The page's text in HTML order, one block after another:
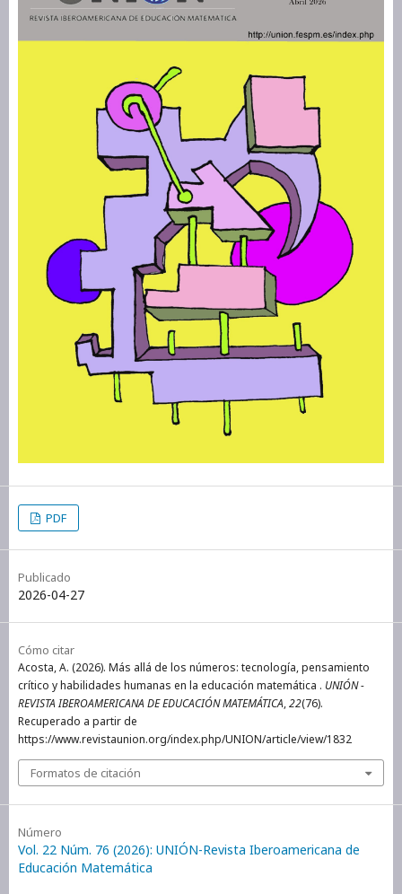
PDF
Publicado
2026-04-27
Cómo citar
Acosta, A. (2026). Más allá de los números: tecnología, pensamiento
crítico y habilidades humanas en la educación matemática . UNIÓN -
REVISTA IBEROAMERICANA DE EDUCACIÓN MATEMÁTICA,22(76).
Recuperado a partir de
https://www.revistaunion.org/index.php/UNION/article/view/1832
Formatos de citación
Número
Vol. 22 Núm. 76 (2026): UNIÓN-Revista Iberoamericana de
Educación Matemática